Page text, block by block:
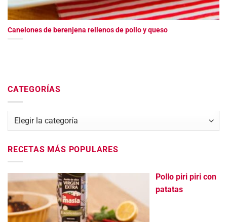
Canelones de berenjena rellenos de pollo y queso
CATEGORÍAS
Categorías
RECETAS MÁS POPULARES
Pollo piri piri con
patatas